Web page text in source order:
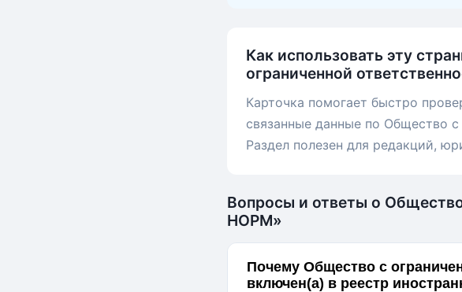
Как использовать эту
ограниченной
Карточка помогает быстро
связанные данные по Общество
Раздел полезен для редакций,
Вопросы и ответы о
НОРМ»
Почему Общество с
включен(а) в реестр